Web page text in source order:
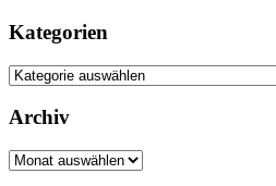
Kategorien
Archiv
Archiv